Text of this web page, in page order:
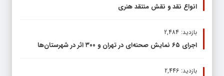
انواع نقد و نقش منتقد هنری
بازدید: 2,484
اجرای ۶۵ نمایش صحنه‌ای در تهران و ۳۰۰ اثر در شهرستان‌ها
بازدید: 2,446